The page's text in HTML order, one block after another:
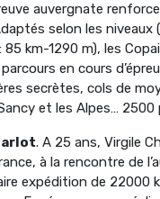
auvergnate
selon les niveaux
85 km-1290 m), les
en cours
secrètes, cols de
et les Alpes…
. A 25 ans, Virgile
à la rencontre de
expédition de 22000